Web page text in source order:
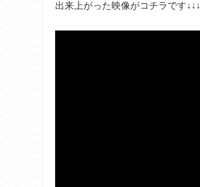
出来上がった映像がコチラです↓↓↓